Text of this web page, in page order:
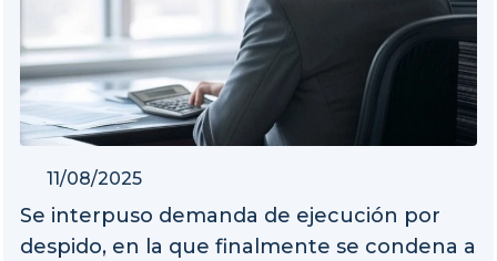
11/08/2025
Se interpuso demanda de ejecución por
despido, en la que finalmente se condena a